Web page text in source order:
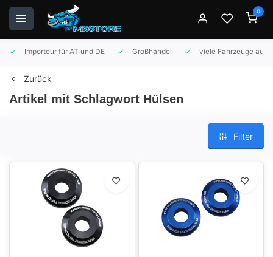
0
Importeur für AT und DE Großhandel viele Fahrzeuge auf
Zurück
Artikel mit Schlagwort Hülsen
Filter